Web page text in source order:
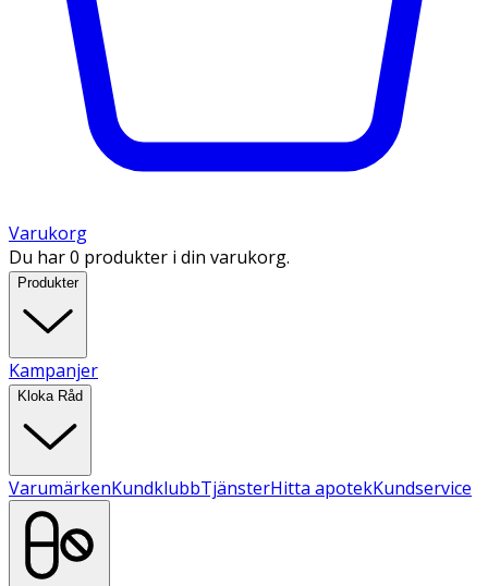
Varukorg
Du har 0 produkter i din varukorg.
Produkter
Kampanjer
Kloka Råd
VarumärkenKundklubbTjänsterHitta apotekKundservice